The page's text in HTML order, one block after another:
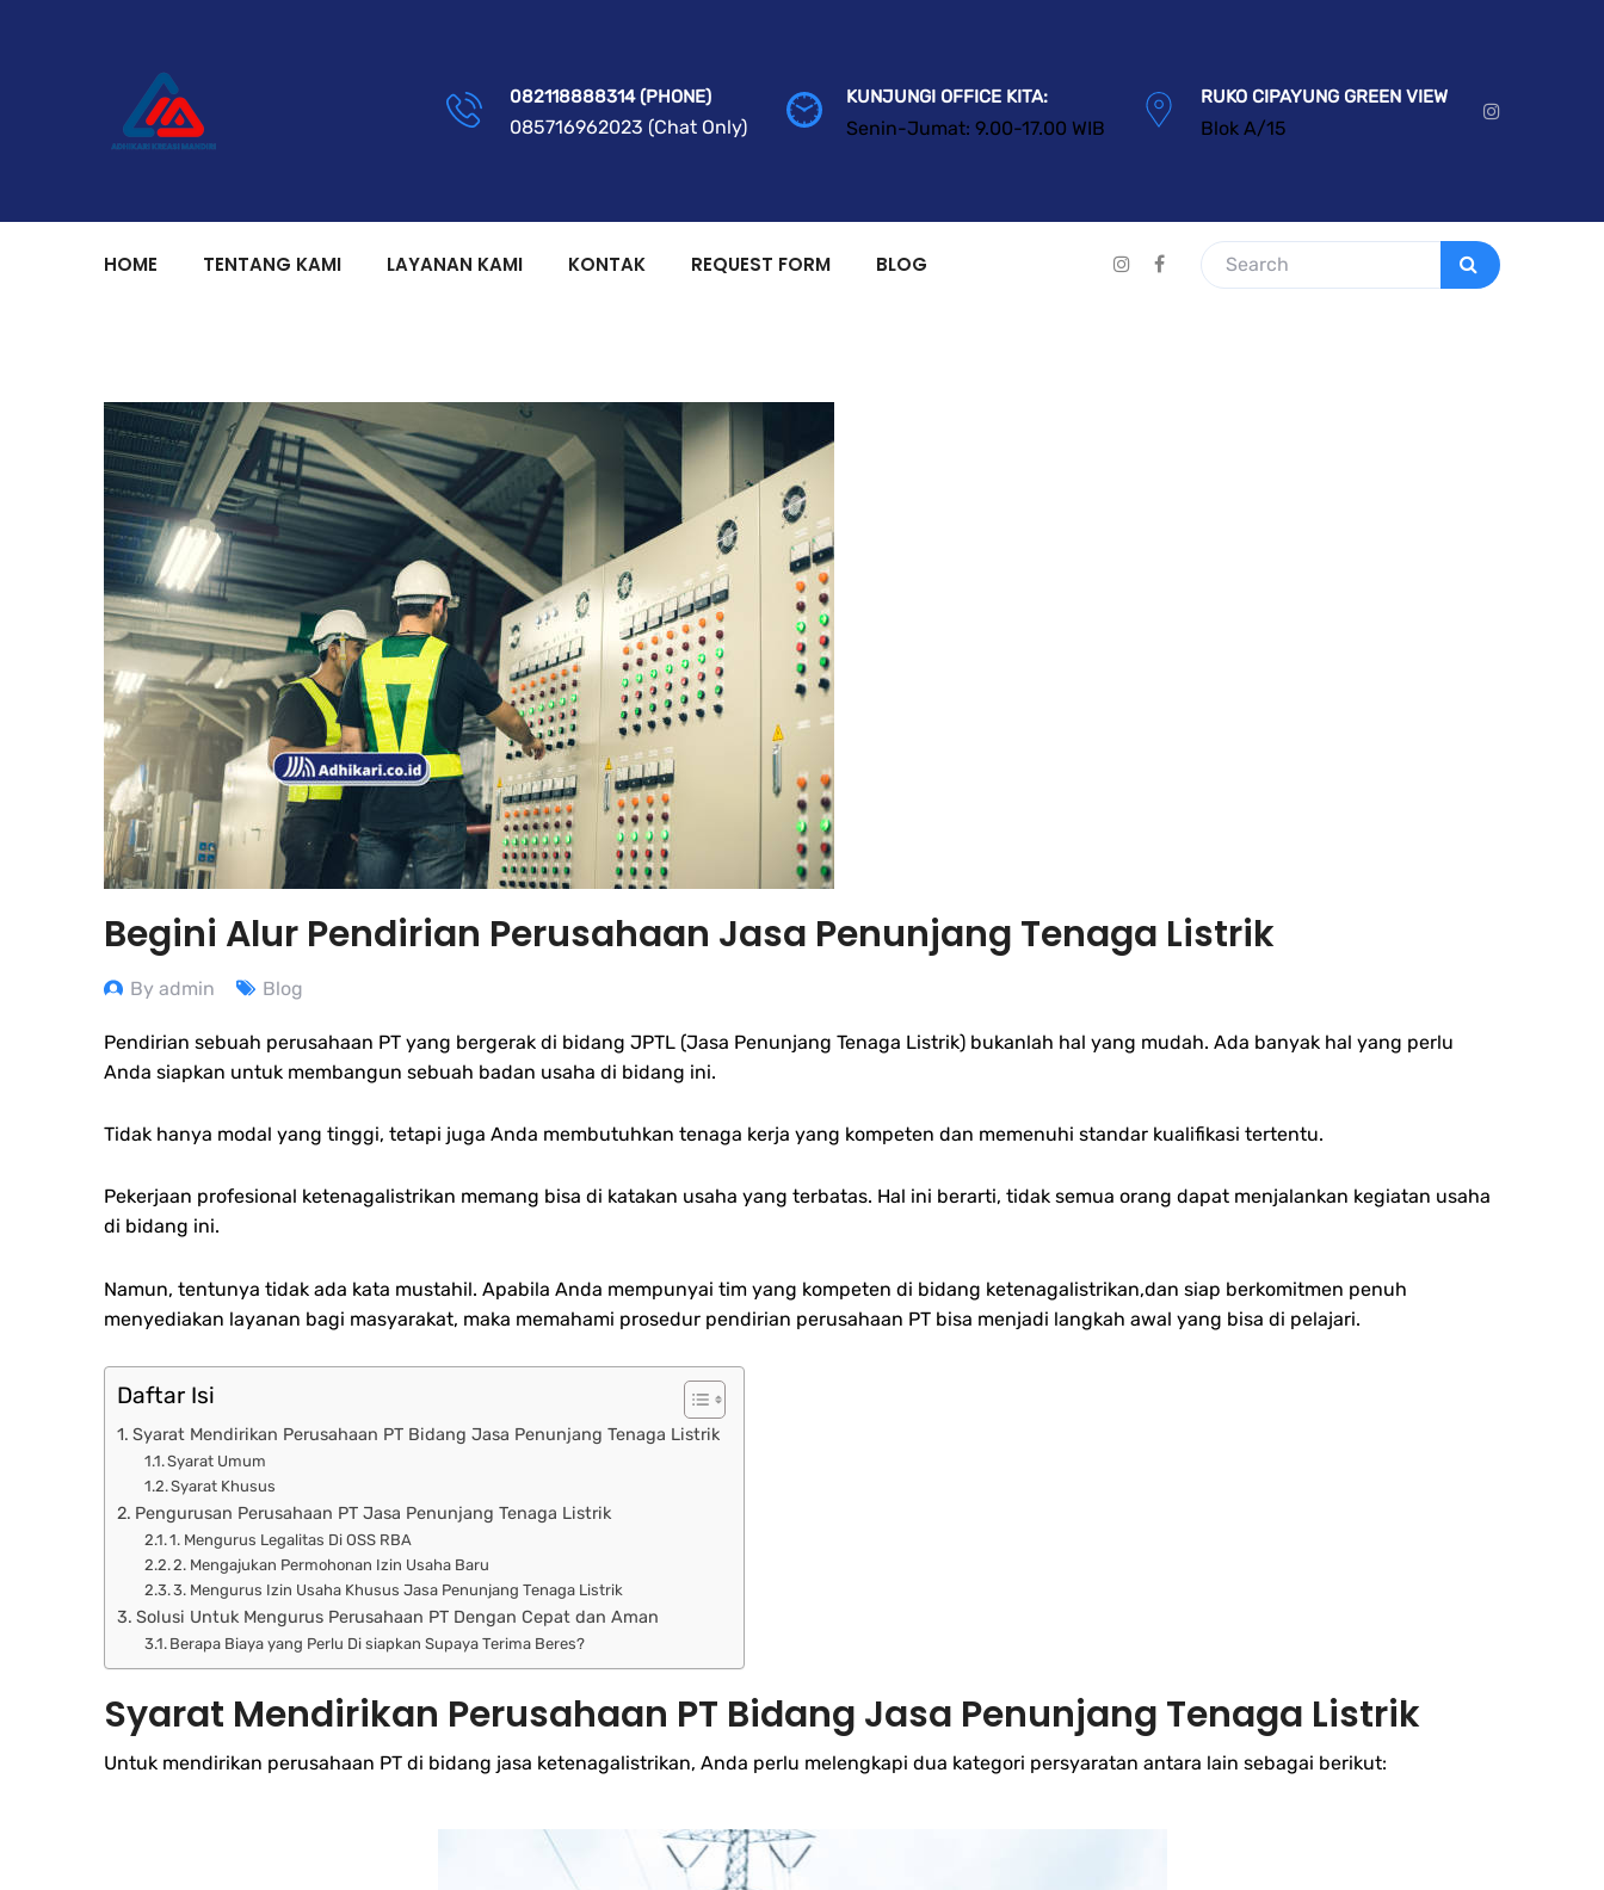
082118888314 (PHONE)
085716962023 (Chat Only)
KUNJUNGI OFFICE KITA:
Senin-Jumat: 9.00-17.00 WIB
RUKO CIPAYUNG GREEN VIEW
Blok A/15
HOME TENTANG KAMI LAYANAN KAMI KONTAK REQUEST FORM BLOG
Begini Alur Pendirian Perusahaan Jasa Penunjang Tenaga Listrik
By admin Blog
Pendirian sebuah perusahaan PT yang bergerak di bidang JPTL (Jasa Penunjang Tenaga Listrik) bukanlah hal yang mudah. Ada banyak hal yang perlu
Anda siapkan untuk membangun sebuah badan usaha di bidang ini.
Tidak hanya modal yang tinggi, tetapi juga Anda membutuhkan tenaga kerja yang kompeten dan memenuhi standar kualifikasi tertentu.
Pekerjaan profesional ketenagalistrikan memang bisa di katakan usaha yang terbatas. Hal ini berarti, tidak semua orang dapat menjalankan kegiatan usaha
di bidang ini.
Namun, tentunya tidak ada kata mustahil. Apabila Anda mempunyai tim yang kompeten di bidang ketenagalistrikan,dan siap berkomitmen penuh
menyediakan layanan bagi masyarakat, maka memahami prosedur pendirian perusahaan PT bisa menjadi langkah awal yang bisa di pelajari.
Daftar Isi
Syarat Mendirikan Perusahaan PT Bidang Jasa Penunjang Tenaga Listrik
Syarat Umum
Syarat Khusus
Pengurusan Perusahaan PT Jasa Penunjang Tenaga Listrik
1. Mengurus Legalitas Di OSS RBA
2. Mengajukan Permohonan Izin Usaha Baru
3. Mengurus Izin Usaha Khusus Jasa Penunjang Tenaga Listrik
Solusi Untuk Mengurus Perusahaan PT Dengan Cepat dan Aman
Berapa Biaya yang Perlu Di siapkan Supaya Terima Beres?
Syarat Mendirikan Perusahaan PT Bidang Jasa Penunjang Tenaga Listrik
Untuk mendirikan perusahaan PT di bidang jasa ketenagalistrikan, Anda perlu melengkapi dua kategori persyaratan antara lain sebagai berikut: